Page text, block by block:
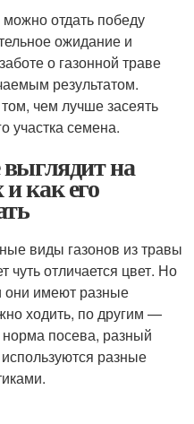
отдать победу
ожидание и
о газонной траве
результатом.
чем лучше засеять
участка семена.
на
как его
виды газонов из травы
чуть отличается цвет. Но
они имеют разные
ходить, по другим —
норма посева, разный
разные